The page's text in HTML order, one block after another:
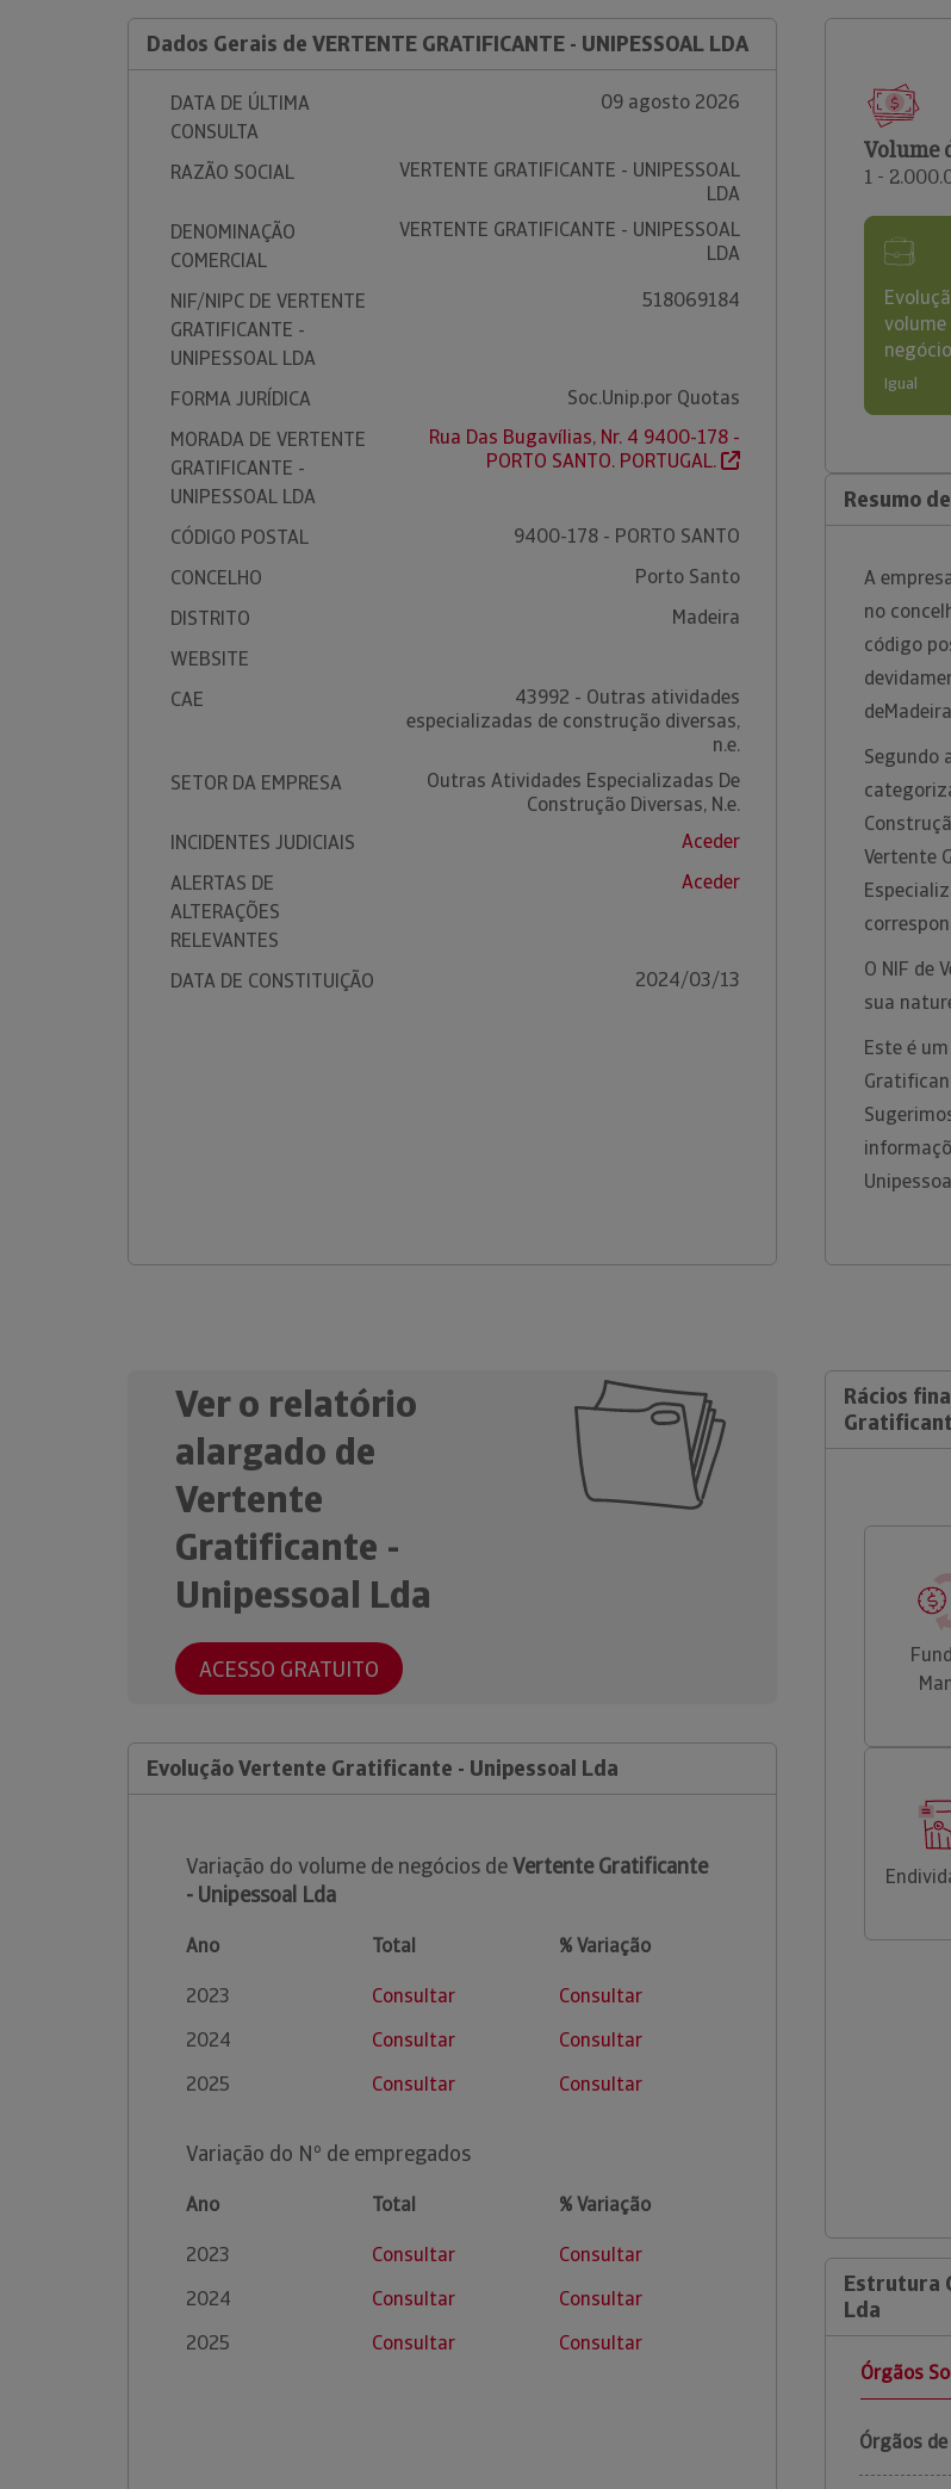
Dados Gerais de VERTENTE GRATIFICANTE - UNIPESSOAL LDA
DATA DE ÚLTIMA
CONSULTA
09 agosto 2026
RAZÃO SOCIAL
VERTENTE GRATIFICANTE - UNIPESSOAL
LDA
DENOMINAÇÃO
COMERCIAL
VERTENTE GRATIFICANTE - UNIPESSOAL
LDA
NIF/NIPC DE VERTENTE
GRATIFICANTE -
UNIPESSOAL LDA
518069184
FORMA JURÍDICA
Soc.Unip.por Quotas
MORADA DE VERTENTE
GRATIFICANTE -
UNIPESSOAL LDA
Rua Das Bugavílias, Nr. 4 9400-178 -
PORTO SANTO. PORTUGAL.
CÓDIGO POSTAL
9400-178 - PORTO SANTO
CONCELHO
Porto Santo
DISTRITO
Madeira
WEBSITE
CAE
43992 - Outras atividades
especializadas de construção diversas,
n.e.
SETOR DA EMPRESA
Outras Atividades Especializadas De
Construção Diversas, N.e.
INCIDENTES JUDICIAIS
Aceder
ALERTAS DE
ALTERAÇÕES
RELEVANTES
Aceder
DATA DE CONSTITUIÇÃO 2024/03/13
Volume
1 -
volume
Igual
Resumo
A
no
código
Segundo
Vertente
O NIF de
sua
Este é
Ver o relatório
alargado de
Vertente
Gratificante -
Unipessoal Lda
ACESSO GRATUITO
Evolução Vertente Gratificante - Unipessoal Lda
Variação do volume de negócios deVertente Gratificante
- Unipessoal Lda
Ano Total
% Variação
2023
Consultar
Consultar
2024
Consultar
Consultar
2025
Consultar Consultar
Variação do Nº de empregados
Ano Total
% Variação
2023
Consultar
Consultar
2024
Consultar
Consultar
2025
Consultar Consultar
Rácios
Estrutura
Lda
Órgãos
Órgãos